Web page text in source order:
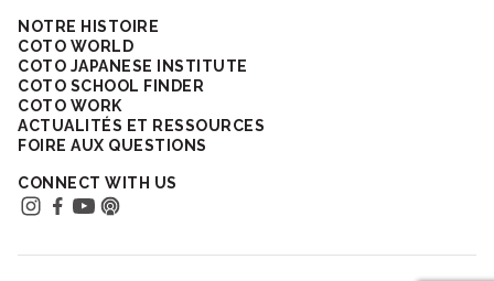
NOTRE HISTOIRE
COTO WORLD
COTO JAPANESE INSTITUTE
COTO SCHOOL FINDER
COTO WORK
ACTUALITÉS ET RESSOURCES
FOIRE AUX QUESTIONS
CONNECT WITH US